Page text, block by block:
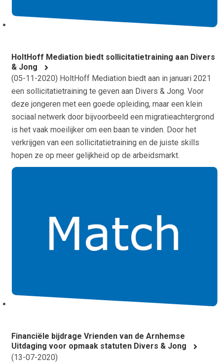
HoltHoff Mediation biedt sollicitatietraining aan Divers
& Jong
(05-11-2020) HoltHoff Mediation biedt aan in januari 2021
een sollicitatietraining te geven aan Divers & Jong. Voor
deze jongeren met een goede opleiding, maar een klein
sociaal netwerk door bijvoorbeeld een migratieachtergrond
is het vaak moeilijker om een baan te vinden. Door het
verkrijgen van een sollicitatietraining en de juiste skills
hopen ze op meer gelijkheid op de arbeidsmarkt.
Financiële bijdrage Vrienden van de Arnhemse
Uitdaging voor opmaak statuten Divers & Jong
(13-07-2020)